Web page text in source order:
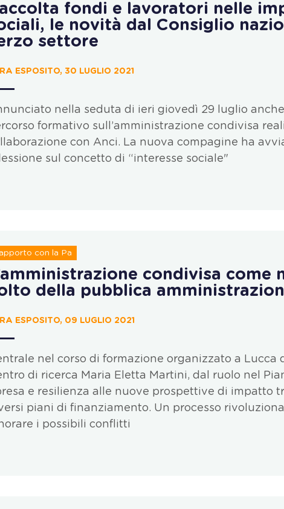
fondi e lavoratori nelle
le novità dal Consiglio
settore
ESPOSITO, 30 LUGLIO 2021
nella seduta di ieri giovedì 29 luglio
formativo sull’amministrazione condivisa
con Anci. La nuova compagine ha
sul concetto di “interesse sociale"
con la Pa
condivisa come
della pubblica
ESPOSITO, 09 LUGLIO 2021
nel corso di formazione organizzato a Lucca
di ricerca Maria Eletta Martini, dal ruolo nel
e resilienza alle nuove prospettive di impatto
piani di finanziamento. Un processo
i possibili conflitti